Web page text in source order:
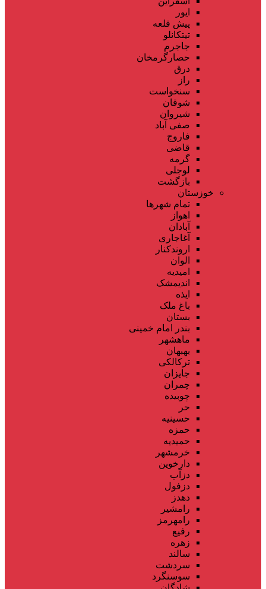
ایور
پیش قلعه
تیتکانلو
جاجرم
حصارگرمخان
درق
راز
سنخواست
شوقان
شیروان
صفی آباد
فاروج
قاضی
گرمه
لوجلی
بازگشت
خوزستان
تمام شهر‌ها
اهواز
آبادان
آغاجاری
اروندکنار
الوان
امیدیه
اندیمشک
ایذه
باغ ملک
بستان
بندر امام خمینی
ماهشهر
بهبهان
ترکالکی
جایزان
چمران
چوبیده
حر
حسینیه
حمزه
حمیدیه
خرمشهر
دارخوین
دزآب
دزفول
دهدز
رامشیر
رامهرمز
رفیع
زهره
سالند
سردشت
سوسنگرد